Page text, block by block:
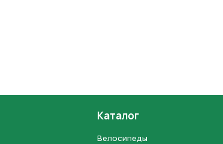
Каталог
Велосипеды